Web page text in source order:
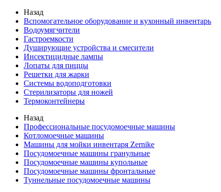
Назад
Вспомогательное оборудование и кухонный инвентарь
Водоумягчители
Гастроемкости
Душирующие устройства и смесители
Инсектицидные лампы
Лопаты для пиццы
Решетки для жарки
Системы водоподготовки
Стерилизаторы для ножей
Термоконтейнеры
Назад
Профессиональные посудомоечные машины
Котломоечные машины
Машины для мойки инвентаря Zernike
Посудомоечные машины гранульные
Посудомоечные машины купольные
Посудомоечные машины фронтальные
Туннельные посудомоечные машины